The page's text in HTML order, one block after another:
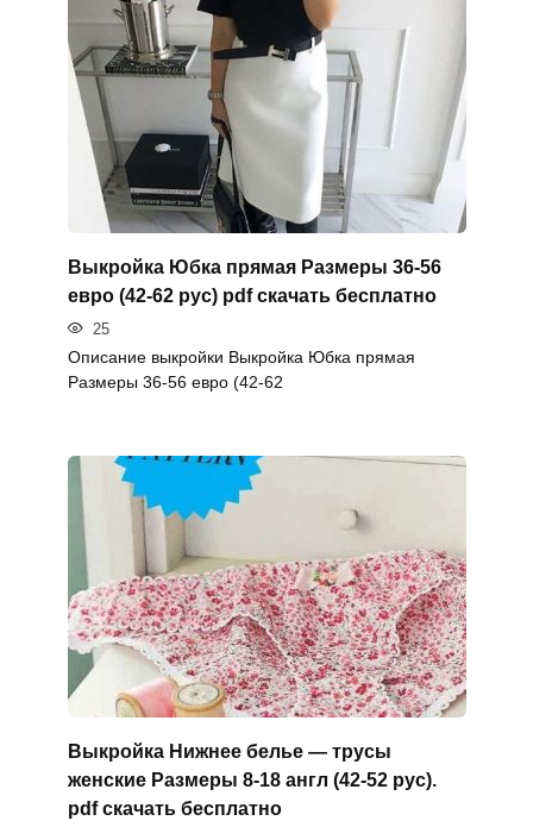
Выкройка Юбка прямая Размеры 36-56
евро (42-62 рус) pdf скачать бесплатно
25
Описание выкройки Выкройка Юбка прямая
Размеры 36-56 евро (42-62
Выкройка Нижнее белье — трусы
женские Размеры 8-18 англ (42-52 рус).
pdf скачать бесплатно